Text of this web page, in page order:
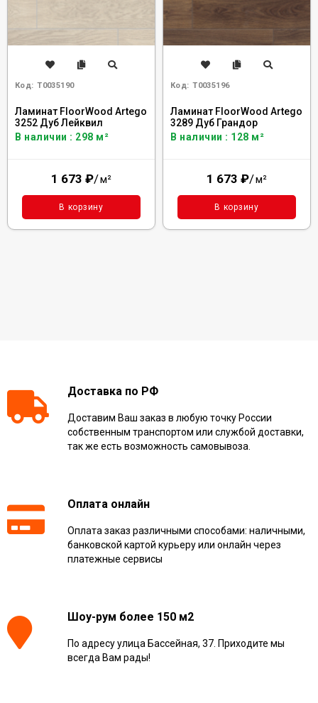
Код: Т0035190
Ламинат FloorWood Artego
3252 Дуб Лейквил
В наличии : 298 м²
1 673 ₽/м²
В корзину
Код: Т0035196
Ламинат FloorWood Artego
3289 Дуб Грандор
В наличии : 128 м²
1 673 ₽/м²
В корзину
Доставка по РФ
Доставим Ваш заказ в любую точку России
собственным транспортом или службой доставки,
так же есть возможность самовывоза.
Оплата онлайн
Оплата заказ различными способами: наличными,
банковской картой курьеру или онлайн через
платежные сервисы
Шоу-рум более 150 м2
По адресу улица Бассейная, 37. Приходите мы
всегда Вам рады!